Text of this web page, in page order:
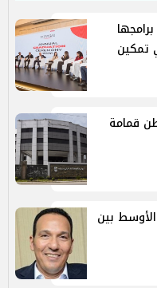
تمكين
العشوائية و120 طن قمامة
بين